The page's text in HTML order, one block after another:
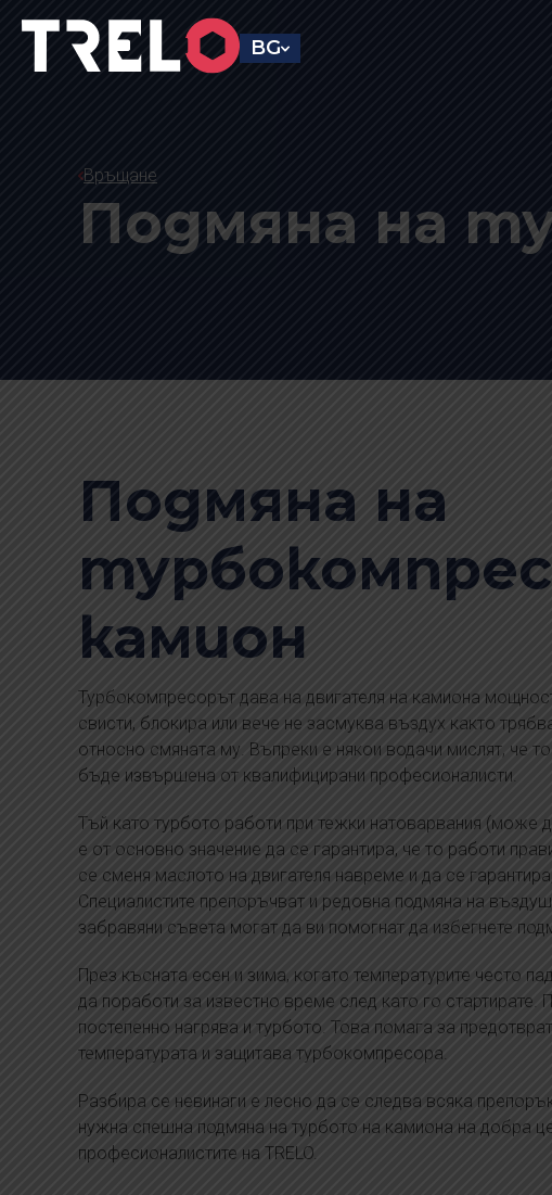
BG
Връщане
Подмяна на
Подмяна на
камион
Турбокомпресорът дава на двигателя на камиона
свисти, блокира или вече не засмуква въздух както
относно смяната му. Въпреки е някои водачи мислят, че
бъде извършена от квалифицирани професионалисти.
Тъй като турбото работи при тежки натоварвания (може
е от основно значение да се гарантира, че то работи
се сменя маслото на двигателя навреме и да се
Специалистите препоръчват и редовна подмяна на
забравяни съвета могат да ви помогнат да избегнете
През късната есен и зима, когато температурите често
да поработи за известно време след като го
постепенно нагрява и турбото. Това помага за
температурата и защитава турбокомпресора.
Разбира се невинаги е лесно да се следва всяка
нужна спешна подмяна на турбото на камиона на добра
професионалистите на TRELO.